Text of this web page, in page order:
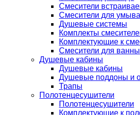
Смесители
Смесители для
Душевые системы
Комплекты
Комплектующие к
Смесители для ванны
Душевые кабины
Душевые кабины
Душевые поддоны и
Трапы
Полотенцесушители
Полотенцесушители
Комплектующие к